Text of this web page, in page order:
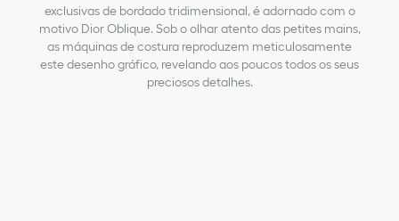
exclusivas de bordado tridimensional, é adornado com o
motivo Dior Oblique. Sob o olhar atento das petites mains,
as máquinas de costura reproduzem meticulosamente
este desenho gráfico, revelando aos poucos todos os seus
preciosos detalhes.